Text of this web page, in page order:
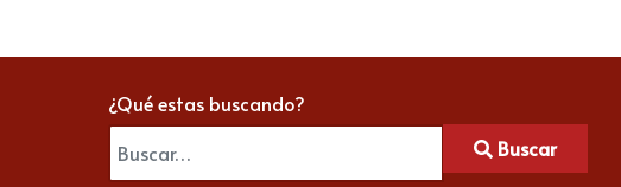
¿Qué estas buscando?
Buscar